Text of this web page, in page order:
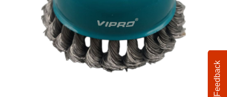
Feedback